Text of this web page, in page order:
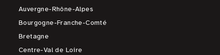
Auvergne-Rhône-Alpes
Bourgogne-Franche-Comté
Bretagne
Centre-Val de Loire